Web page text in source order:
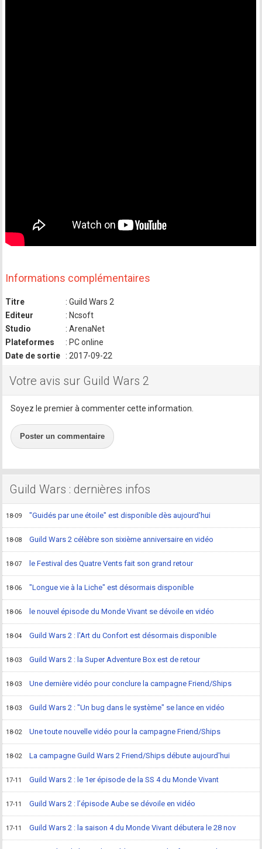
Informations complémentaires
Titre
: Guild Wars 2
Editeur
: Ncsoft
Studio
: ArenaNet
Plateformes
: PC online
Date de sortie
: 2017-09-22
Votre avis sur Guild Wars 2
Soyez le premier à commenter cette information.
Poster un commentaire
Guild Wars : dernières infos
18-09 "Guidés par une étoile" est disponible dès aujourd'hui
18-08 Guild Wars 2 célèbre son sixième anniversaire en vidéo
18-07 le Festival des Quatre Vents fait son grand retour
18-06 "Longue vie à la Liche" est désormais disponible
18-06 le nouvel épisode du Monde Vivant se dévoile en vidéo
18-04 Guild Wars 2 : l'Art du Confort est désormais disponible
18-03 Guild Wars 2 : la Super Adventure Box est de retour
18-03 Une dernière vidéo pour conclure la campagne Friend/Ships
18-03 Guild Wars 2 : "Un bug dans le système" se lance en vidéo
18-02 Une toute nouvelle vidéo pour la campagne Friend/Ships
18-02 La campagne Guild Wars 2 Friend/Ships débute aujourd'hui
17-11 Guild Wars 2 : le 1er épisode de la SS 4 du Monde Vivant
17-11 Guild Wars 2 : l’épisode Aube se dévoile en vidéo
17-11 Guild Wars 2 : la saison 4 du Monde Vivant débutera le 28 nov